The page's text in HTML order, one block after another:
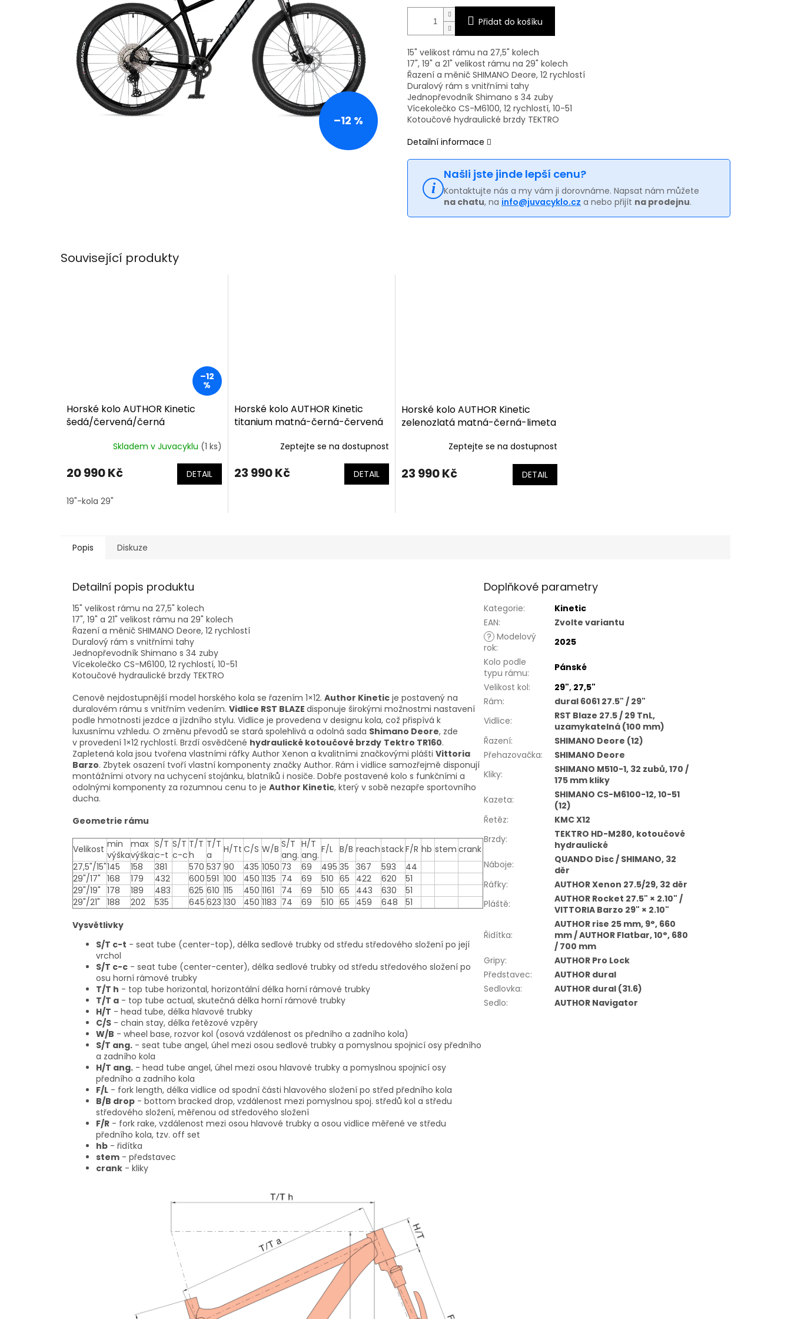
–12 %
Přidat do košíku
15" velikost rámu na 27,5" kolech
17", 19" a 21" velikost rámu na 29" kolech
Řazení a měnič SHIMANO Deore, 12 rychlostí
Duralový rám s vnitřními tahy
Jednopřevodník Shimano s 34 zuby
Vícekolečko CS-M6100, 12 rychlostí, 10-51
Kotoučové hydraulické brzdy TEKTRO
Detailní informace
Našli jste jinde lepší cenu?
Kontaktujte nás a my vám ji dorovnáme. Napsat nám můžete
na chatu, na info@juvacyklo.cz a nebo přijít na prodejnu.
Související produkty
–12
%
Horské kolo AUTHOR Kinetic
šedá/červená/černá
Skladem v Juvacyklu (1 ks)
20 990 Kč DETAIL
19"-kola 29"
Horské kolo AUTHOR Kinetic
titanium matná-černá-červená
Zeptejte se na dostupnost
23 990 Kč DETAIL
Horské kolo AUTHOR Kinetic
zelenozlatá matná-černá-limeta
Zeptejte se na dostupnost
23 990 Kč DETAIL
Popis Diskuze
Detailní popis produktu
15" velikost rámu na 27,5" kolech
17", 19" a 21" velikost rámu na 29" kolech
Řazení a měnič SHIMANO Deore, 12 rychlostí
Duralový rám s vnitřními tahy
Jednopřevodník Shimano s 34 zuby
Vícekolečko CS-M6100, 12 rychlostí, 10-51
Kotoučové hydraulické brzdy TEKTRO
Cenově nejdostupnější model horského kola se řazením 1×12. Author Kinetic je postavený na
duralovém rámu s vnitřním vedením. Vidlice RST BLAZE disponuje širokými možnostmi nastavení
podle hmotnosti jezdce a jízdního stylu. Vidlice je provedena v designu kola, což přispívá k
luxusnímu vzhledu. O změnu převodů se stará spolehlivá a odolná sada Shimano Deore, zde
v provedení 1×12 rychlostí. Brzdí osvědčené hydraulické kotoučové brzdy Tektro TR160.
Zapletená kola jsou tvořena vlastními ráfky Author Xenon a kvalitními značkovými plášti Vittoria
Barzo. Zbytek osazení tvoří vlastní komponenty značky Author. Rám i vidlice samozřejmě disponují
montážními otvory na uchycení stojánku, blatníků i nosiče. Dobře postavené kolo s funkčními a
odolnými komponenty za rozumnou cenu to je Author Kinetic, který v sobě nezapře sportovního
ducha.
Geometrie rámu
Velikost min
výška
max
výška
S/T
c-t
S/T
c-c
T/T
h
T/T
a
H/Tt C/S W/B S/T
ang.
H/T
ang. F/L B/B reachstackF/R hb stem crank
27,5"/15"145 158 381 570 537 90 435 1050 73 69 495 35 367 593
44
29"/17" 168 179 432 600 591 100 450 1135 74 69 510 65 422 620
51
29"/19" 178 189 483 625 610 115 450 1161 74 69 510 65 443 630
51
29"/21"
188 202 535 645 623 130 450 1183 74 69 510 65 459 648
51
Vysvětlivky
S/T c-t - seat tube (center-top), délka sedlové trubky od středu středového složení po její
vrchol
S/T c-c - seat tube (center-center), délka sedlové trubky od středu středového složení po
osu horní rámové trubky
T/T h - top tube horizontal, horizontální délka horní rámové trubky
T/T a - top tube actual, skutečná délka horní rámové trubky
H/T - head tube, délka hlavové trubky
C/S - chain stay, délka řetězové vzpěry
W/B - wheel base, rozvor kol (osová vzdálenost os předního a zadního kola)
S/T ang. - seat tube angel, úhel mezi osou sedlové trubky a pomyslnou spojnicí osy předního
a zadního kola
H/T ang. - head tube angel, úhel mezi osou hlavové trubky a pomyslnou spojnicí osy
předního a zadního kola
F/L - fork length, délka vidlice od spodní části hlavového složení po střed předního kola
B/B drop - bottom bracked drop, vzdálenost mezi pomyslnou spoj. středů kol a středu
středového složení, měřenou od středového složení
F/R - fork rake, vzdálenost mezi osou hlavové trubky a osou vidlice měřené ve středu
předního kola, tzv. off set
hb - řidítka
stem - představec
crank - kliky
Doplňkové parametry
Kategorie:
Kinetic
EAN:
Zvolte variantu
? Modelový
rok:
2025
Kolo podle
typu rámu:
Pánské
Velikost kol: 29", 27,5"
Rám:
dural 6061 27.5" / 29"
Vidlice:
RST Blaze 27.5 / 29 TnL,
uzamykatelná (100 mm)
Řazení:
SHIMANO Deore (12)
Přehazovačka:
SHIMANO Deore
Kliky:
SHIMANO M510-1, 32 zubů, 170 /
175 mm kliky
Kazeta:
SHIMANO CS-M6100-12, 10-51
(12)
Řetěz:
KMC X12
Brzdy:
TEKTRO HD-M280, kotoučové
hydraulické
Náboje:
QUANDO Disc / SHIMANO, 32
děr
Ráfky:
AUTHOR Xenon 27.5/29, 32 děr
Pláště:
AUTHOR Rocket 27.5" × 2.10" /
VITTORIA Barzo 29" × 2.10"
Řidítka:
AUTHOR rise 25 mm, 9°, 660
mm / AUTHOR Flatbar, 10°, 680
/ 700 mm
Gripy:
AUTHOR Pro Lock
Představec:
AUTHOR dural
Sedlovka:
AUTHOR dural (31.6)
Sedlo: AUTHOR Navigator